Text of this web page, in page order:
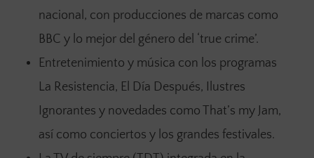
nacional, con producciones de marcas como
BBC y lo mejor del género del ‘true crime’.
Entretenimiento y música con los programas
La Resistencia, El Día Después, Ilustres
Ignorantes y novedades como That’s my Jam,
así como conciertos y los grandes festivales.